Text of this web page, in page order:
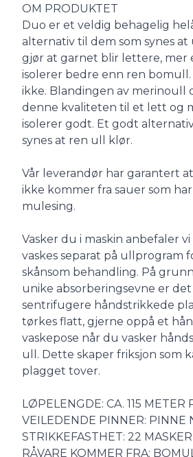
Description
OM PRODUKTET
Duo er et veldig behagelig
alternativ til dem som synes
gjør at garnet blir lettere, mer
isolerer bedre enn ren
ikke. Blandingen av merinoull
denne kvaliteten til et lett og
isolerer godt. Et godt
synes at ren ull klør.
Vår leverandør har garantert
ikke kommer fra sauer som
mulesing.
Vasker du i maskin anbefaler
vaskes separat på ullprogram
skånsom behandling. På
unike absorberingsevne er det
sentrifugere håndstrikkede
tørkes flatt, gjerne oppå et
vaskepose når du vasker
ull. Dette skaper friksjon som
plagget tover.
LØPELENGDE: CA. 115 METER
VEILEDENDE PINNER: PINNE
STRIKKEFASTHET: 22 MASKER
RÅVARE KOMMER FRA: